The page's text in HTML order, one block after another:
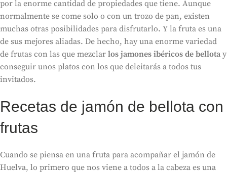
por la enorme cantidad de propiedades que tiene. Aunque
normalmente se come solo o con un trozo de pan, existen
muchas otras posibilidades para disfrutarlo. Y la fruta es una
de sus mejores aliadas. De hecho, hay una enorme variedad
de frutas con las que mezclar los jamones ibéricos de bellota y
conseguir unos platos con los que deleitarás a todos tus
invitados.
Recetas de jamón de bellota con
frutas
Cuando se piensa en una fruta para acompañar el jamón de
Huelva, lo primero que nos viene a todos a la cabeza es una